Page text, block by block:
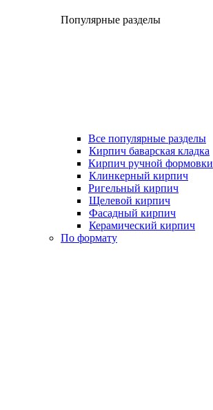
Популярные разделы
Все популярные разделы
Кирпич баварская кладка
Кирпич ручной формовки
Клинкерный кирпич
Ригельный кирпич
Щелевой кирпич
Фасадный кирпич
Керамический кирпич
По формату